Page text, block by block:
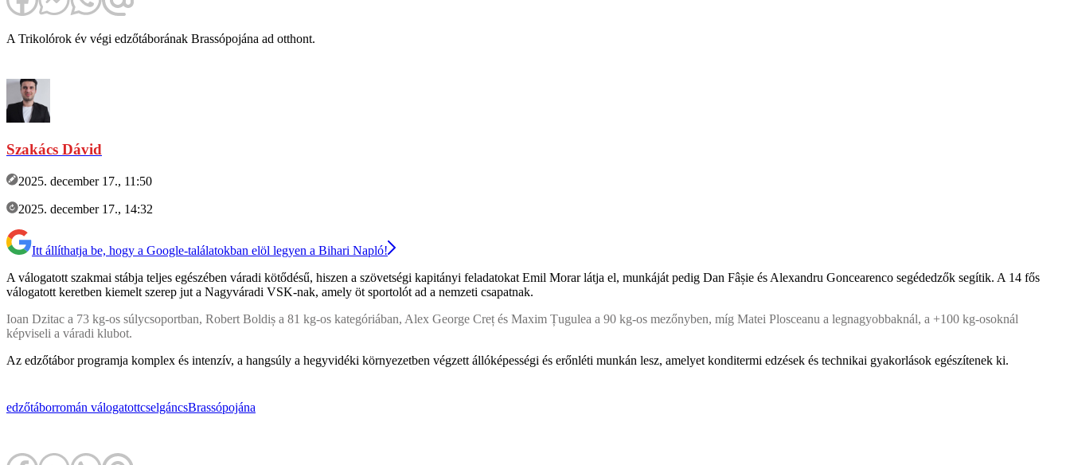
A Trikolórok év végi edzőtáborának Brassópojána ad otthont.
Szakács Dávid
2025. december 17., 11:50
2025. december 17., 14:32
Itt állíthatja be, hogy a Google-találatokban elöl legyen a Bihari Napló!
A válogatott szakmai stábja teljes egészében váradi kötődésű, hiszen a szövetségi kapitányi feladatokat Emil Morar látja el, munkáját pedig Dan Fâșie és Alexandru Goncearenco segédedzők segítik. A 14 fős
válogatott keretben kiemelt szerep jut a Nagyváradi VSK-nak, amely öt sportolót ad a nemzeti csapatnak.
Ioan Dzitac a 73 kg-os súlycsoportban, Robert Boldiș a 81 kg-os kategóriában, Alex George Creț és Maxim Țugulea a 90 kg-os mezőnyben, míg Matei Plosceanu a legnagyobbaknál, a +100 kg-osoknál
képviseli a váradi klubot.
Az edzőtábor programja komplex és intenzív, a hangsúly a hegyvidéki környezetben végzett állóképességi és erőnléti munkán lesz, amelyet konditermi edzések és technikai gyakorlások egészítenek ki.
edzőtáborromán válogatottcselgáncsBrassópojána